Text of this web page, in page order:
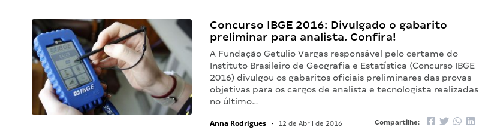
Concurso IBGE 2016: Divulgado o gabarito
preliminar para analista. Confira!
A Fundação Getulio Vargas responsável pelo certame do
Instituto Brasileiro de Geografia e Estatística (Concurso IBGE
2016) divulgou os gabaritos oficiais preliminares das provas
objetivas para os cargos de analista e tecnologista realizadas
no último…
Anna Rodrigues • 12 de Abril de 2016 Compartilhe: